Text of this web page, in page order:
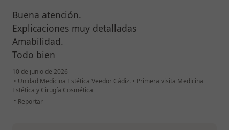
Buena atención.
Explicaciones muy detalladas
Amabilidad.
Todo bien
10 de junio de 2026
• Unidad Medicina Estética Veedor Cádiz. • Primera visita Medicina
Estética y Cirugía Cosmética
• en opinión del usuario Ana María Rosa
Reportar